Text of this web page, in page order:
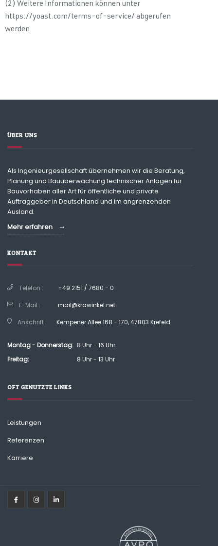
(2) Weitere Informationen können unter
https://yoast.com/terms-of-service/ abgerufen
werden.
ÜBER UNS
Als Ingenieurgesellschaft übernehmen wir die Beratung,
Planung und Bauüberwachung technischer Anlagen für
Bauvorhaben aller Art für öffentliche und private
Auftraggeber in Deutschland und im angrenzenden
Ausland.
Mehr erfahren
KONTAKT
Telefon : +49 2151 / 7680 - 0
E-Mail : mail@krawinkel.net
Anschrift : Kempener Allee 168 - 170, 47803 Krefeld
Montag - Donnerstag: 8 Uhr - 16 Uhr
Freitag:
8 Uhr - 13 Uhr
OFT GENUTZTE LINKS
Leistungen
Referenzen
Karriere